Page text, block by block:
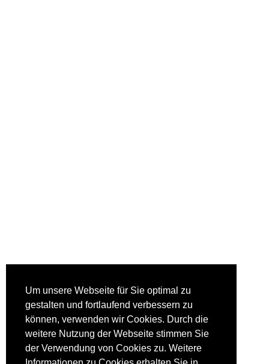
Um unsere Webseite für Sie optimal zu
gestalten und fortlaufend verbessern zu
können, verwenden wir Cookies. Durch die
weitere Nutzung der Webseite stimmen Sie
der Verwendung von Cookies zu. Weitere